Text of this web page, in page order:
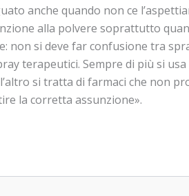
anche quando non ce
alla polvere soprattutto
non si deve far confusione tra
terapeutici. Sempre di più si
si tratta di farmaci che non
la corretta assunzione».